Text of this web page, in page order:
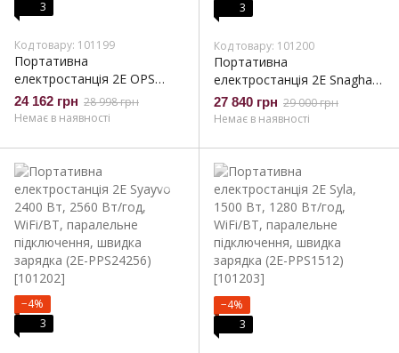
3
Код товару: 101199
Портативна
електростанція 2Е OPS
1200, 1200 Вт (2E-OPS-
1200)
24 162 грн 28 998 грн
Немає в наявності
3
Код товару: 101200
Портативна
електростанція 2Е Snagha,
1200 Вт, 1050 Вт/год,
швидка зарядка (2E-
27 840 грн 29 000 грн
Немає в наявності
−4%
3
−4%
3